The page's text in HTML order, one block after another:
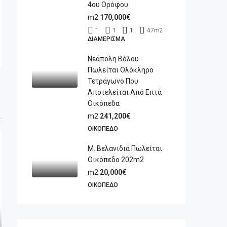
4ου Ορόφου
m2 170,000€
1 1 1 47m2
ΔΙΑΜΈΡΙΣΜΑ
Νεάπολη Βόλου
Πωλείται Ολόκληρο
Τετράγωνο Που
Αποτελείται Από Επτά
Οικόπεδα
m2 241,200€
ΟΙΚΌΠΕΔΟ
Μ. Βελανιδιά Πωλείται
Οικόπεδο 202m2
m2 20,000€
ΟΙΚΌΠΕΔΟ